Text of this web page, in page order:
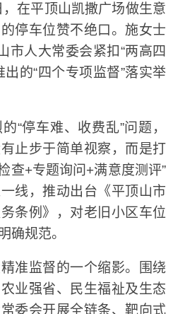
在平顶山凯撒广场做生意
停车位赞不绝口。施女士
市人大常委会紧扣“两高四
的“四个专项监督”落实举
停车难、收费乱”问题，
止步于简单视察，而是打
查+专题询问+满意度测评”
线，推动出台《平顶山市
条例》，对老旧小区车位
确规范。
监督的一个缩影。围绕
业强省、民生福祉及生态
委会开展全链条、靶向式